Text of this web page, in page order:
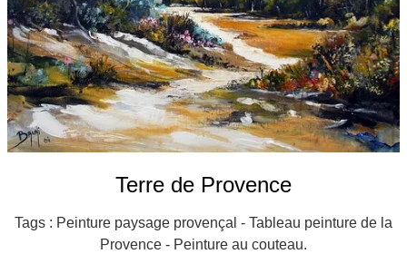
Newsletter
BLOG
Français
Terre de Provence
Tags : Peinture paysage provençal - Tableau peinture de la
Provence - Peinture au couteau.